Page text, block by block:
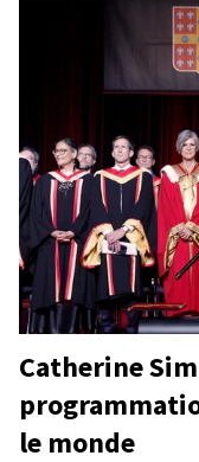
Catherine
le monde